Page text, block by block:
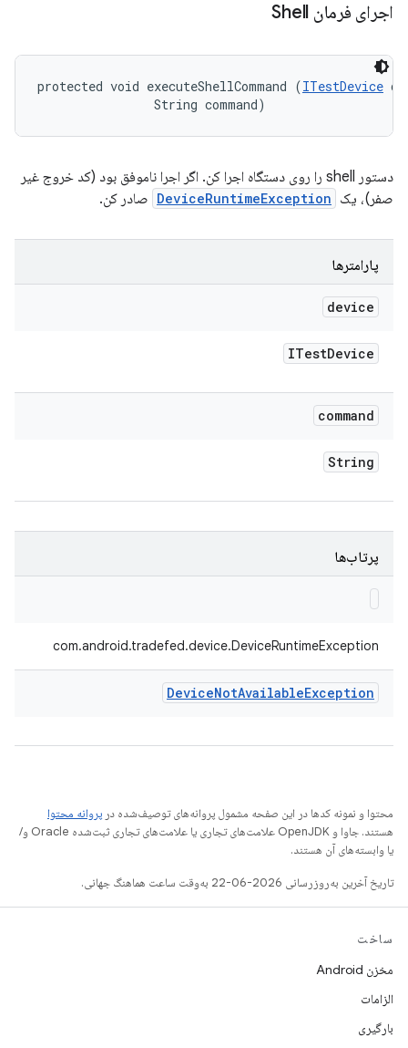
اجرای فرمان Shell
protected void executeShellCommand (ITestDevice
                String command)
دستور shell را روی دستگاه اجرا کن. اگر اجرا ناموفق بود (کد خروج غیر
صفر)، یک DeviceRuntimeException صادر کن.
پارامترها
device
ITestDevice
command
String
پرتاب‌ها
com.android.tradefed.device.DeviceRuntimeException
DeviceNotAvailableException
محتوا و نمونه کدها در این صفحه مشمول پروانه‌های توصیف‌شده در پروانه محتوا
هستند. جاوا و OpenJDK علامت‌های تجاری یا علامت‌های تجاری ثبت‌شده Oracle و/
یا وابسته‌های آن هستند.
تاریخ آخرین به‌روزرسانی 2026-06-22 به‌وقت ساعت هماهنگ جهانی.
ساخت
مخزن Android
الزامات
بارگیری